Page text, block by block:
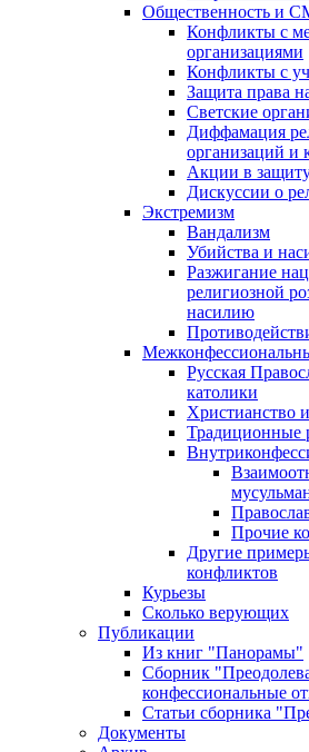
Общественность и
Конфликты с
организациями
Конфликты с
Защита права
Светские
Диффамация
организаций
Акции в
Дискуссии о
Экстремизм
Вандализм
Убийства и
Разжигание
религиозной
насилию
Русская
католики
Христианство
Традиционные
Прочие
Другие
конфликтов
Курьезы
Сколько верующих
Публикации
Из книг "Панорамы"
Сборник
конфессиональные
Статьи сборника
Документы